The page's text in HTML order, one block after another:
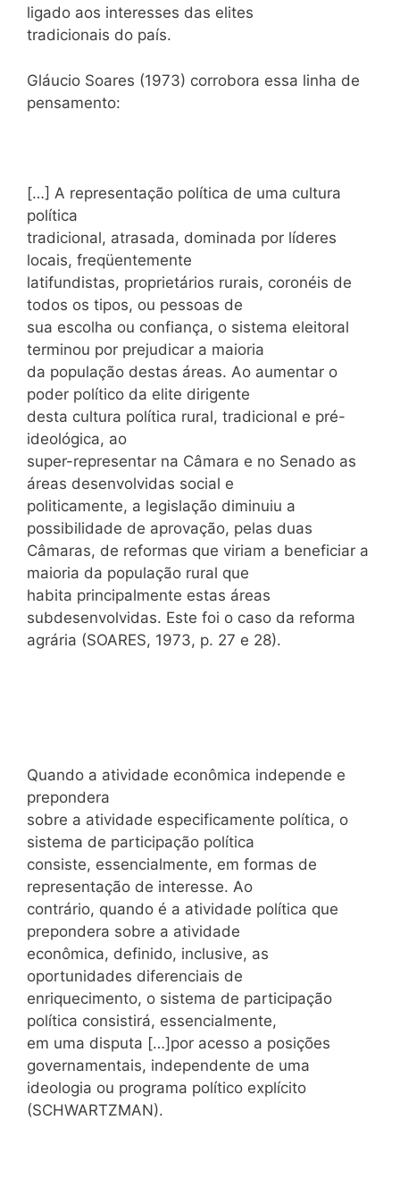
ligado aos interesses das elites
tradicionais do país.
Gláucio Soares (1973) corrobora essa linha de
pensamento:
[…] A representação política de uma cultura
política
tradicional, atrasada, dominada por líderes
locais, freqüentemente
latifundistas, proprietários rurais, coronéis de
todos os tipos, ou pessoas de
sua escolha ou confiança, o sistema eleitoral
terminou por prejudicar a maioria
da população destas áreas. Ao aumentar o
poder político da elite dirigente
desta cultura política rural, tradicional e pré-
ideológica, ao
super-representar na Câmara e no Senado as
áreas desenvolvidas social e
politicamente, a legislação diminuiu a
possibilidade de aprovação, pelas duas
Câmaras, de reformas que viriam a beneficiar a
maioria da população rural que
habita principalmente estas áreas
subdesenvolvidas. Este foi o caso da reforma
agrária (SOARES, 1973, p. 27 e 28).
Quando a atividade econômica independe e
prepondera
sobre a atividade especificamente política, o
sistema de participação política
consiste, essencialmente, em formas de
representação de interesse. Ao
contrário, quando é a atividade política que
prepondera sobre a atividade
econômica, definido, inclusive, as
oportunidades diferenciais de
enriquecimento, o sistema de participação
política consistirá, essencialmente,
em uma disputa […]por acesso a posições
governamentais, independente de uma
ideologia ou programa político explícito
(SCHWARTZMAN).